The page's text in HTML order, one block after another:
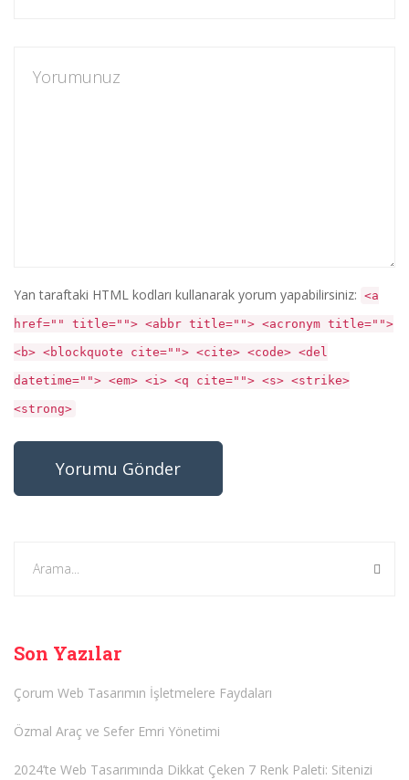
Yan taraftaki HTML kodları kullanarak yorum yapabilirsiniz: <a
href="" title=""> <abbr title=""> <acronym title="">
<b> <blockquote cite=""> <cite> <code> <del
datetime=""> <em> <i> <q cite=""> <s> <strike>
<strong>
Son Yazılar
Çorum Web Tasarımın İşletmelere Faydaları
Özmal Araç ve Sefer Emri Yönetimi
2024’te Web Tasarımında Dikkat Çeken 7 Renk Paleti: Sitenizi